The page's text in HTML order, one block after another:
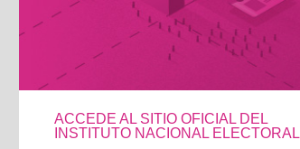
ACCEDE AL SITIO OFICIAL DEL
INSTITUTO NACIONAL ELECTORAL